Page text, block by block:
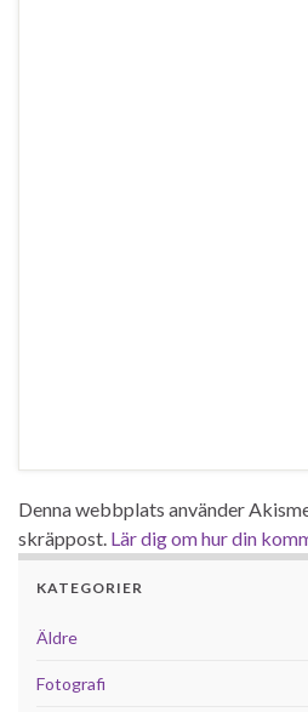
Denna webbplats använder
skräppost. Lär dig om hur din
KATEGORIER
Äldre
Fotografi